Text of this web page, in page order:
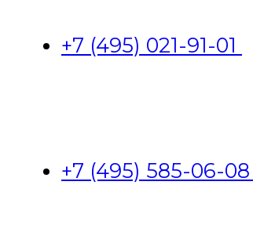
+7 (495) 021-91-01
+7 (495) 585-06-08